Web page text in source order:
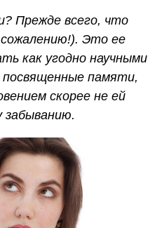
Прежде всего, что
сожалению!). Это ее
как угодно научными
посвященные памяти,
скорее не ей
забыванию.